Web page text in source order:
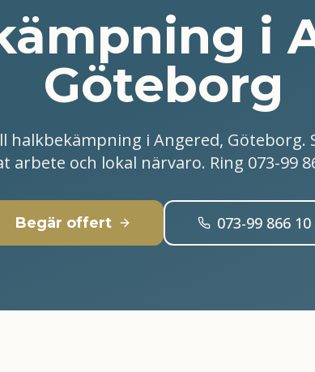
i
Göteborg
halkbekämpning i Angered, Göteborg.
arbete och lokal närvaro. Ring 073-99
Begär offert 073-99 866 10